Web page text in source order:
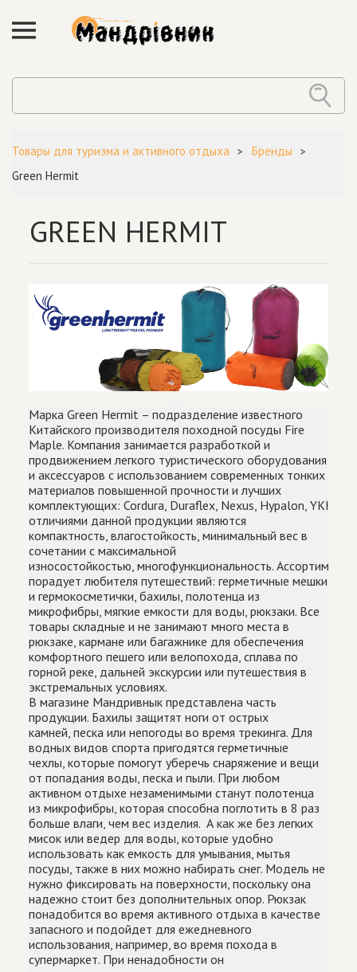
Товары для туризма и активного отдыха
Бренды
Green Hermit
GREEN HERMIT
Марка Green Hermit – подразделение известного
Китайского производителя походной посуды Fire
Maple. Компания занимается разработкой и
продвижением легкого туристического оборудования
и аксессуаров с использованием современных тонких
материалов повышенной прочности и лучших
комплектующих: Cordura, Duraflex, Nexus, Hypalon, YKK.
отличиями данной продукции являются
компактность, влагостойкость, минимальный вес в
сочетании с максимальной
износостойкостью, многофункциональность. Ассортимент
порадует любителя путешествий: герметичные мешки
и гермокосметички, бахилы, полотенца из
микрофибры, мягкие емкости для воды, рюкзаки. Все
товары складные и не занимают много места в
рюкзаке, кармане или багажнике для обеспечения
комфортного пешего или велопохода, сплава по
горной реке, дальней экскурсии или путешествия в
экстремальных условиях.
В магазине Мандривнык представлена часть
продукции. Бахилы защитят ноги от острых
камней, песка или непогоды во время трекинга. Для
водных видов спорта пригодятся герметичные
чехлы, которые помогут уберечь снаряжение и вещи
от попадания воды, песка и пыли. При любом
активном отдыхе незаменимыми станут полотенца
из микрофибры, которая способна поглотить в 8 раз
больше влаги, чем вес изделия. А как же без легких
мисок или ведер для воды, которые удобно
использовать как емкость для умывания, мытья
посуды, также в них можно набирать снег. Модель не
нужно фиксировать на поверхности, поскольку она
надежно стоит без дополнительных опор. Рюкзак
понадобится во время активного отдыха в качестве
запасного и подойдет для ежедневного
использования, например, во время похода в
супермаркет. При ненадобности он